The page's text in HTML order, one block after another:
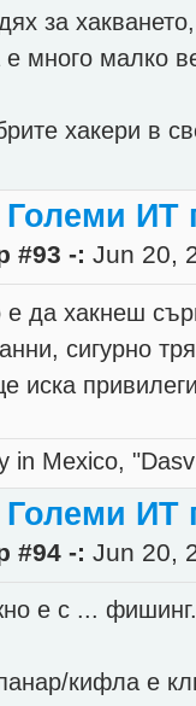
за
е много малко
хакери в
Големи ИТ
#93 -: Jun 20,
да хакнеш
сигурно
иска
in Mexico,
Големи ИТ
#94 -: Jun 20,
е с ...
кифла е